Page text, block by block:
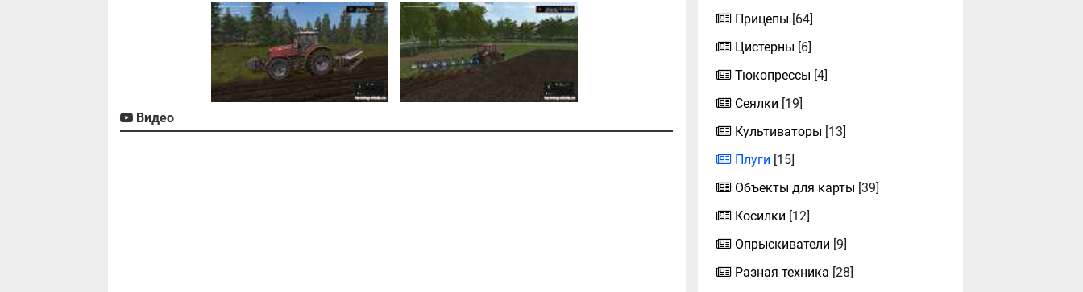
Видео
Прицепы [64]
Цистерны [6]
Тюкопрессы [4]
Сеялки [19]
Культиваторы [13]
Плуги [15]
Объекты для карты [39]
Косилки [12]
Опрыскиватели [9]
Разная техника [28]